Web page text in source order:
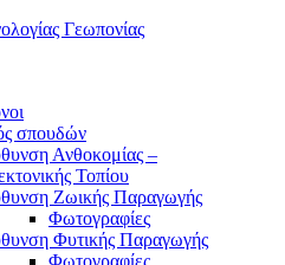
σπουδών
Ανθοκομίας –
Τοπίου
Ζωικής Παραγωγής
Φωτογραφίες
Φυτικής Παραγωγής
Φωτογραφίες